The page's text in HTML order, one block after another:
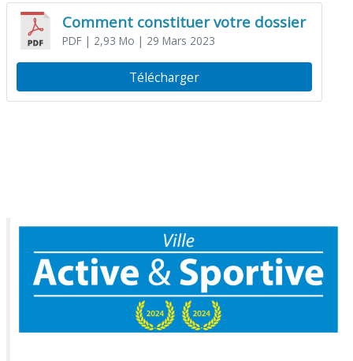
Comment constituer votre dossier
PDF| 2,93 Mo | 29 Mars 2023
Télécharger